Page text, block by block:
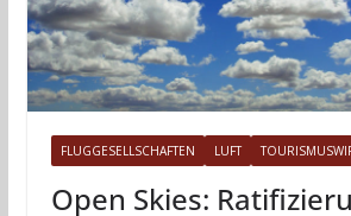
FLUGGESELLSCHAFTEN LUFT
Open Skies: